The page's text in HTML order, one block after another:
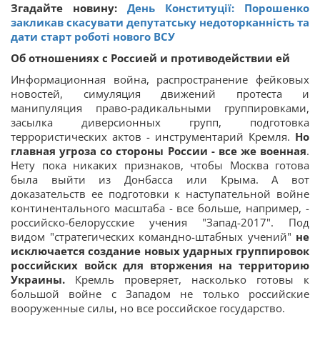
Згадайте новину: День Конституції: Порошенко
закликав скасувати депутатську недоторканність та
дати старт роботі нового ВСУ
Об отношениях с Россией и противодействии ей
Информационная война, распространение фейковых
новостей, симуляция движений протеста и
манипуляция право-радикальными группировками,
засылка диверсионных групп, подготовка
террористических актов - инструментарий Кремля. Но
главная угроза со стороны России - все же военная.
Нету пока никаких признаков, чтобы Москва готова
была выйти из Донбасса или Крыма. А вот
доказательств ее подготовки к наступательной войне
континентального масштаба - все больше, например, -
российско-белорусские учения "Запад-2017". Под
видом "стратегических командно-штабных учений" не
исключается создание новых ударных группировок
российских войск для вторжения на территорию
Украины. Кремль проверяет, насколько готовы к
большой войне с Западом не только российские
вооруженные силы, но все российское государство.